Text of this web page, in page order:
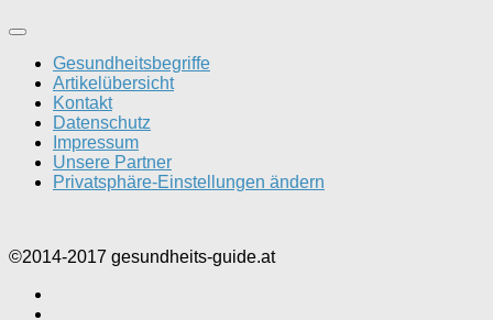
Gesundheitsbegriffe
Artikelübersicht
Kontakt
Datenschutz
Impressum
Unsere Partner
Privatsphäre-Einstellungen ändern
©2014-2017 gesundheits-guide.at